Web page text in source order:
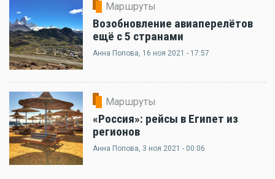
Маршруты
Возобновление авиаперелётов
ещё с 5 странами
Анна Попова, 16 ноя 2021 - 17:57
Маршруты
«Россия»: рейсы в Египет из
регионов
Анна Попова, 3 ноя 2021 - 00:06